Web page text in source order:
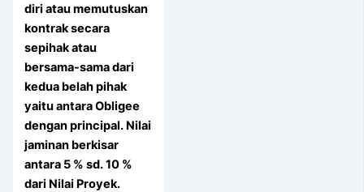
diri atau memutuskan
kontrak secara
sepihak atau
bersama-sama dari
kedua belah pihak
yaitu antara Obligee
dengan principal. Nilai
jaminan berkisar
antara 5 % sd. 10 %
dari Nilai Proyek.